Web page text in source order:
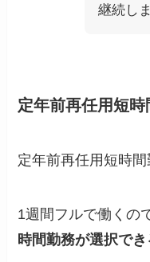
継続し
定年前再任用短時
定年前再任用短時
1週間フルで働くの
時間勤務が選択で